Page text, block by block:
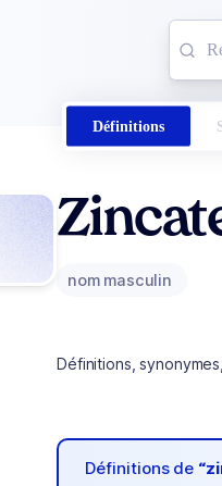
Définitions
nom masculin
Définitions,
Définitions de